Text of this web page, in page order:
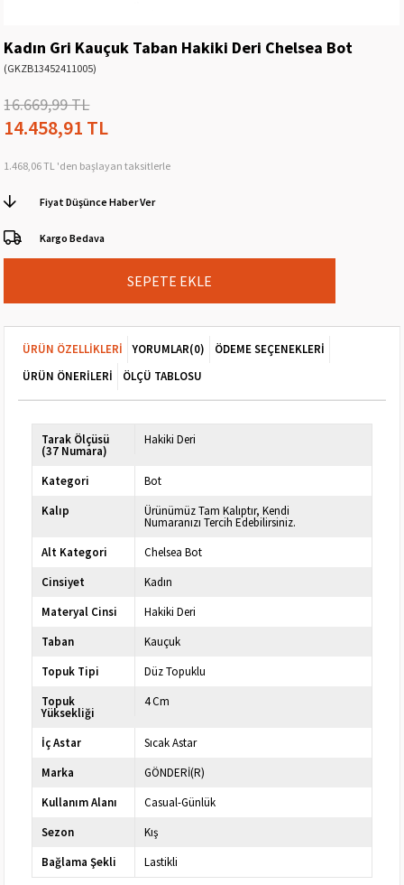
Kadın Gri Kauçuk Taban Hakiki Deri Chelsea Bot
(GKZB13452411005)
16.669,99 TL
14.458,91 TL
1.468,06 TL 'den başlayan taksitlerle
Fiyat Düşünce Haber Ver
Kargo Bedava
ÜRÜN ÖZELLIKLERI YORUMLAR(0)
ÖDEME SEÇENEKLERI
ÜRÜN ÖNERILERI
ÖLÇÜ TABLOSU
Tarak Ölçüsü
(37 Numara)
Hakiki Deri
Kategori
Bot
Kalıp
Ürünümüz Tam Kalıptır, Kendi
Numaranızı Tercih Edebilirsiniz.
Alt Kategori
Chelsea Bot
Cinsiyet
Kadın
Materyal Cinsi
Hakiki Deri
Taban
Kauçuk
Topuk Tipi
Düz Topuklu
Topuk
Yüksekliği
4 Cm
İç Astar
Sıcak Astar
Marka
GÖNDERİ(R)
Kullanım Alanı
Casual-Günlük
Sezon
Kış
Bağlama Şekli
Lastikli